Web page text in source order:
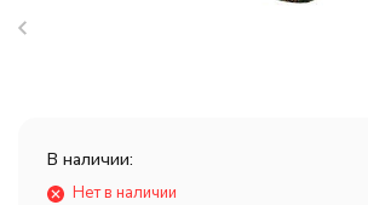
В наличии:
Нет в наличии